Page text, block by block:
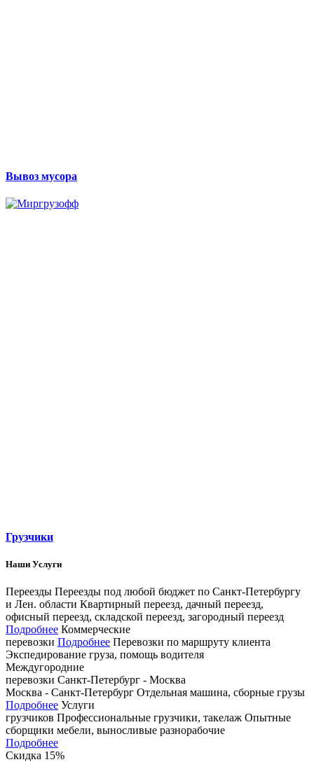
Вывоз мусора
Грузчики
Наши Услуги
Переезды Переезды под любой бюджет по Санкт­-Петербургу
и Лен. области Квартирный переезд, дачный переезд,
офисный переезд, складской переезд, загородный переезд
Подробнее Коммерческие
перевозки Подробнее Перевозки по маршруту клиента
Экспедирование груза, помощь водителя
Междугородние
перевозки Санкт-Петербург - Москва
Москва - Санкт-Петербург Отдельная машина, сборные грузы
Подробнее Услуги
грузчиков Профессиональные грузчики, такелаж Опытные
сборщики мебели, выносливые разнорабочие
Подробнее
Скидка 15%